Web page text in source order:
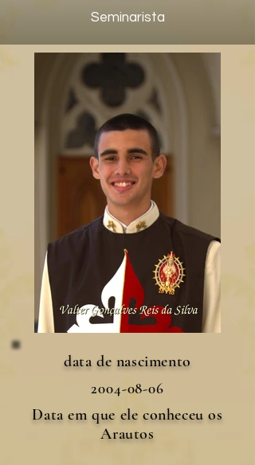
Seminarista
data de nascimento
2004-08-06
Data em que ele conheceu os
Arautos